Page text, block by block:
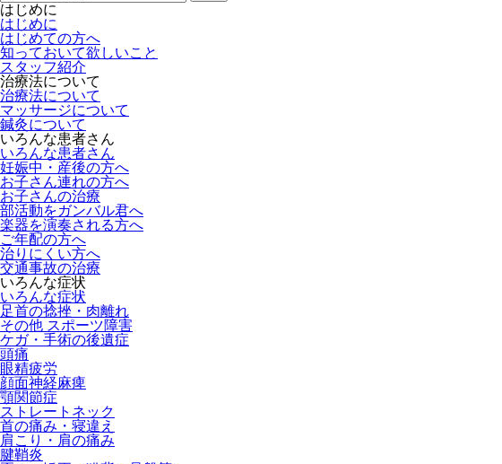
はじめに
はじめに
はじめての方へ
知っておいて欲しいこと
スタッフ紹介
治療法について
治療法について
マッサージについて
鍼灸について
いろんな患者さん
いろんな患者さん
妊娠中・産後の方へ
お子さん連れの方へ
お子さんの治療
部活動をガンバル君へ
楽器を演奏される方へ
ご年配の方へ
治りにくい方へ
交通事故の治療
いろんな症状
いろんな症状
足首の捻挫・肉離れ
その他 スポーツ障害
ケガ・手術の後遺症
頭痛
眼精疲労
顔面神経麻痺
顎関節症
ストレートネック
首の痛み・寝違え
肩こり・肩の痛み
腱鞘炎